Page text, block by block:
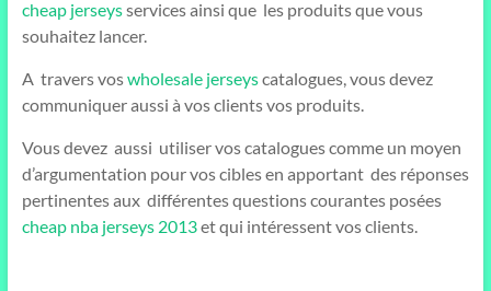
cheap jerseysservices ainsi que les produits que vous
souhaitez lancer.
A travers voswholesale jerseyscatalogues, vous devez
communiquer aussi à vos clients vos produits.
Vous devez aussi utiliser vos catalogues comme un moyen
d’argumentation pour vos cibles en apportant des réponses
pertinentes aux différentes questions courantes posées
cheap nba jerseys 2013et qui intéressent vos clients.